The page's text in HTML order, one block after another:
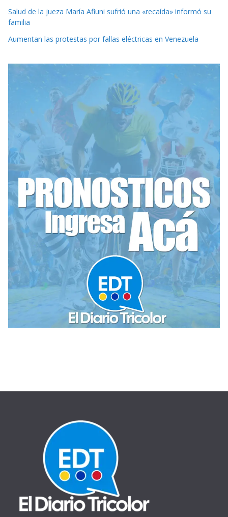
Salud de la jueza María Afiuni sufrió una «recaída» informó su
familia
Aumentan las protestas por fallas eléctricas en Venezuela